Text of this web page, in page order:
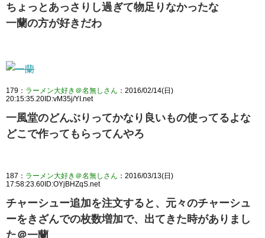
ちょっとあっさりし過ぎて物足りなかったな
一蘭の方が好きだわ
179： ラーメン大好き＠名無しさん ：2016/02/14(日)
20:15:35.20ID:vM35j/YI.net
一風堂のどんぶりってかなり良いもの使ってるよな
どこで作ってもらってんやろ
187： ラーメン大好き＠名無しさん ：2016/03/13(日)
17:58:23.60ID:OYjBHZqS.net
チャーシュー追加を注文すると、元々のチャーシュ
ーをきざんでの枚数増加で、出てきた時がありまし
た＠一蘭